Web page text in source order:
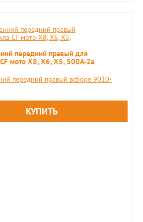
передний правый для
мото X8, X6, X5, 500A-2a
передний правый всборе 9010-